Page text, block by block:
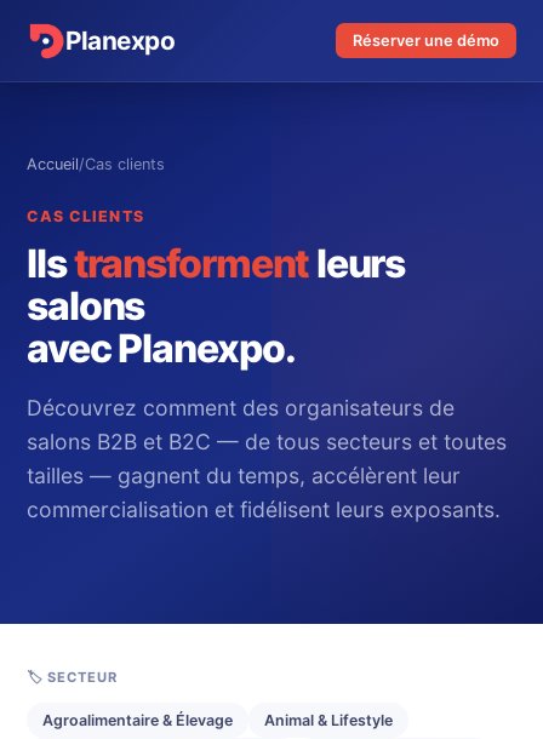
Planexpo Réserver une démo
Accueil/Cas clients
CAS CLIENTS
Ilstransformentleurs
salons
avec Planexpo.
Découvrez comment des organisateurs de
salons B2B et B2C — de tous secteurs et toutes
tailles — gagnent du temps, accélèrent leur
commercialisation et fidélisent leurs exposants.
🏷️ SECTEUR
Agroalimentaire & Élevage
Animal & Lifestyle